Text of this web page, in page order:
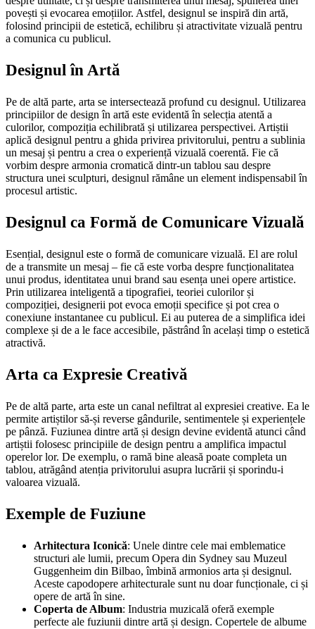
povești și evocarea emoțiilor. Astfel, designul se inspiră din artă,
folosind principii de estetică, echilibru și atractivitate vizuală pentru
a comunica cu publicul.
Designul în Artă
Pe de altă parte, arta se intersectează profund cu designul. Utilizarea
principiilor de design în artă este evidentă în selecția atentă a
culorilor, compoziția echilibrată și utilizarea perspectivei. Artiștii
aplică designul pentru a ghida privirea privitorului, pentru a sublinia
un mesaj și pentru a crea o experiență vizuală coerentă. Fie că
vorbim despre armonia cromatică dintr-un tablou sau despre
structura unei sculpturi, designul rămâne un element indispensabil în
procesul artistic.
Designul ca Formă de Comunicare Vizuală
Esențial, designul este o formă de comunicare vizuală. El are rolul
de a transmite un mesaj – fie că este vorba despre funcționalitatea
unui produs, identitatea unui brand sau esența unei opere artistice.
Prin utilizarea inteligentă a tipografiei, teoriei culorilor și
compoziției, designerii pot evoca emoții specifice și pot crea o
conexiune instantanee cu publicul. Ei au puterea de a simplifica idei
complexe și de a le face accesibile, păstrând în același timp o estetică
atractivă.
Arta ca Expresie Creativă
Pe de altă parte, arta este un canal nefiltrat al expresiei creative. Ea le
permite artiștilor să-și reverse gândurile, sentimentele și experiențele
pe pânză. Fuziunea dintre artă și design devine evidentă atunci când
artiștii folosesc principiile de design pentru a amplifica impactul
operelor lor. De exemplu, o ramă bine aleasă poate completa un
tablou, atrăgând atenția privitorului asupra lucrării și sporindu-i
valoarea vizuală.
Exemple de Fuziune
Arhitectura Iconică: Unele dintre cele mai emblematice
structuri ale lumii, precum Opera din Sydney sau Muzeul
Guggenheim din Bilbao, îmbină armonios arta și designul.
Aceste capodopere arhitecturale sunt nu doar funcționale, ci și
opere de artă în sine.
Coperta de Album: Industria muzicală oferă exemple
perfecte ale fuziunii dintre artă și design. Copertele de albume